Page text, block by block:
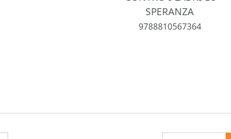
SPERANZA
9788810567364